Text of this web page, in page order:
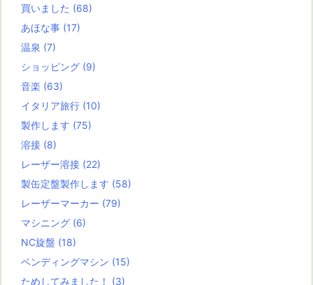
買いました (68)
あほな事 (17)
温泉 (7)
ショッピング (9)
音楽 (63)
イタリア旅行 (10)
製作します (75)
溶接 (8)
レーザー溶接 (22)
製缶定盤製作します (58)
レーザーマーカー (79)
マシニング (6)
NC旋盤 (18)
ベンディングマシン (15)
ためしてみました！ (3)